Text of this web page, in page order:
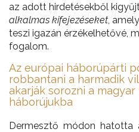
az adott hirdetésekből
alkalmas kifejezéseket,
teszi igazán érzékelhetővé,
fogalom.
Az európai háborúpárti
robbantani a harmadik
akarják sorozni a
háborújukba
Dermesztő módon hatotta